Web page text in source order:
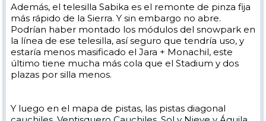
Además, el telesilla Sabika es el remonte de pinza fija
más rápido de la Sierra. Y sin embargo no abre.
Podrían haber montado los módulos del snowpark en
la línea de ese telesilla, así seguro que tendría uso, y
estaría menos masificado el Jara + Monachil, este
último tiene mucha más cola que el Stadium y dos
plazas por silla menos.
Y luego en el mapa de pistas, las pistas diagonal